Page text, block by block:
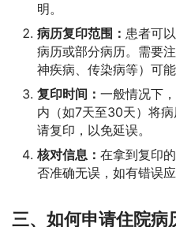
明。
病历复印范围： 患者可
病历或部分病历。需要
神疾病、传染病等）可
复印时间： 一般情况下
内（如7天至30天）将
请复印，以免延误。
核对信息： 在拿到复印
否准确无误，如有错误
三、如何申请住院病